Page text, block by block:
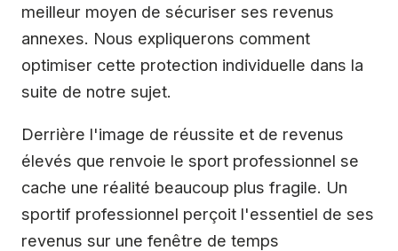
meilleur moyen de sécuriser ses revenus
annexes. Nous expliquerons comment
optimiser cette protection individuelle dans la
suite de notre sujet.
Derrière l'image de réussite et de revenus
élevés que renvoie le sport professionnel se
cache une réalité beaucoup plus fragile. Un
sportif professionnel perçoit l'essentiel de ses
revenus sur une fenêtre de temps